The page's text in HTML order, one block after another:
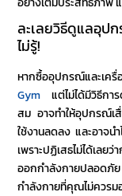
ละเลยวิธีดูแลอุป
ไม่รู้!
หากซื้ออุปกรณ์และเครื่
Gym แต่ไม่ได้มีวิธีกา
สม อาจทำให้อุปกรณ์เ
ใช้งานลดลง และอาจน
เพราะปฏิเสธไม่ได้เลย
ออกกำลังกายปลอดภัย
กำลังกายที่คุณไม่ควรม